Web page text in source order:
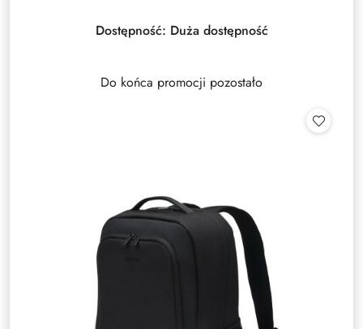
Dostępność: Duża dostępność
Do końca promocji pozostało